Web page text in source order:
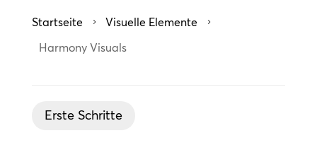
Startseite 5 Visuelle Elemente 5
Harmony Visuals
Erste Schritte